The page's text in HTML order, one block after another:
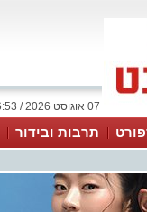
07 אוגוסט 2026 / 06:53
תרבות ובידור